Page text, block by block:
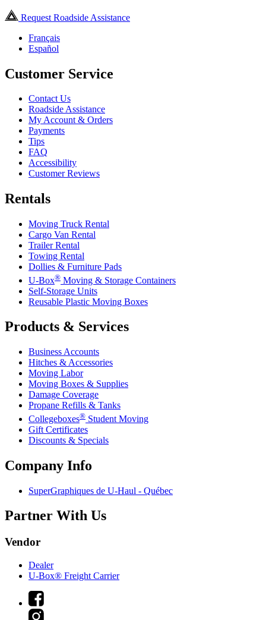
Request Roadside Assistance
Français
Español
Customer Service
Contact Us
Roadside Assistance
My Account & Orders
Payments
Tips
FAQ
Accessibility
Customer Reviews
Rentals
Moving Truck Rental
Cargo Van Rental
Trailer Rental
Towing Rental
Dollies & Furniture Pads
U-Box® Moving & Storage Containers
Self-Storage Units
Reusable Plastic Moving Boxes
Products & Services
Business Accounts
Hitches & Accessories
Moving Labor
Moving Boxes & Supplies
Damage Coverage
Propane Refills & Tanks
Collegeboxes® Student Moving
Gift Certificates
Discounts & Specials
Company Info
SuperGraphiques de U-Haul - Québec
Partner With Us
Vendor
Dealer
U-Box® Freight Carrier